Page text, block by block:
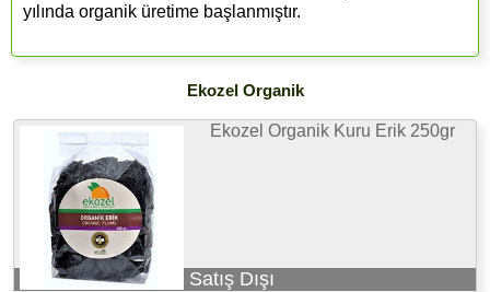
yılında organik üretime başlanmıştır.
Ekozel Organik
Ekozel Organik Kuru Erik 250gr
Satış Dışı